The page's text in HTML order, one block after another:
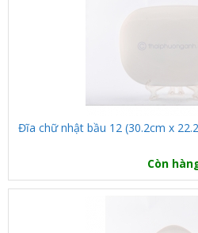
Đĩa chữ nhật bầu 12 (30.2cm x
Còn